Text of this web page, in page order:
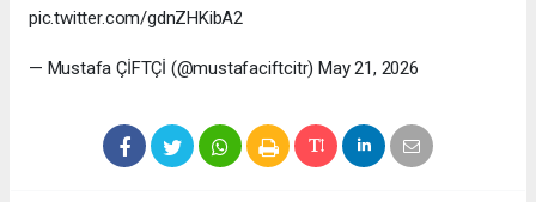
pic.twitter.com/gdnZHKibA2
— Mustafa ÇİFTÇİ (@mustafaciftcitr) May 21, 2026